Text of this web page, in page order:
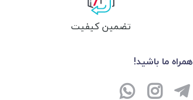
تضمین کیفیت
همراه ما باشید!